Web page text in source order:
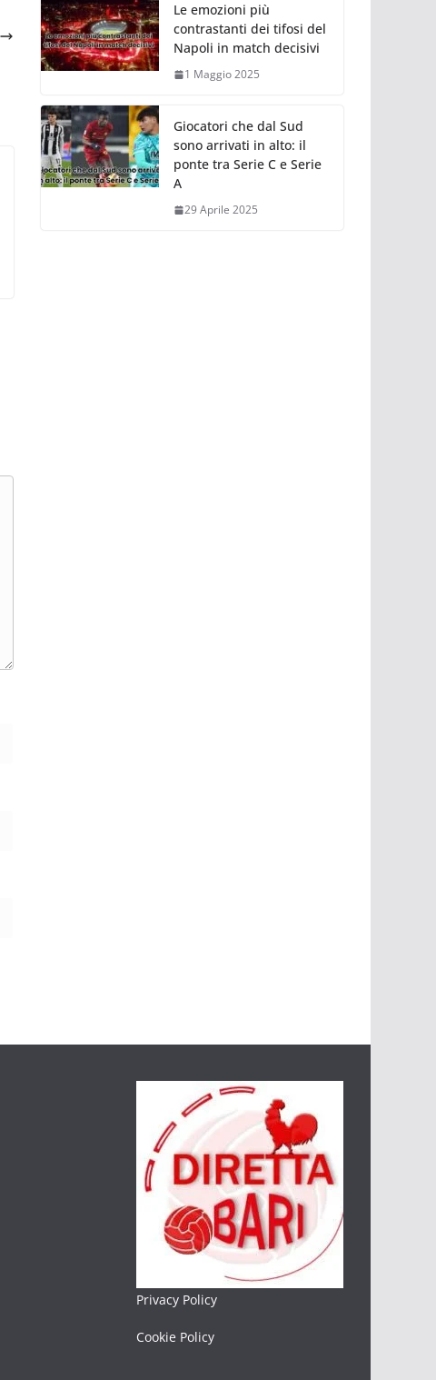
Le emozioni più
contrastanti dei tifosi del
Napoli in match decisivi
1 Maggio 2025
Giocatori che dal Sud
sono arrivati in alto: il
ponte tra Serie C e Serie
A
29 Aprile 2025
Privacy Policy
Cookie Policy